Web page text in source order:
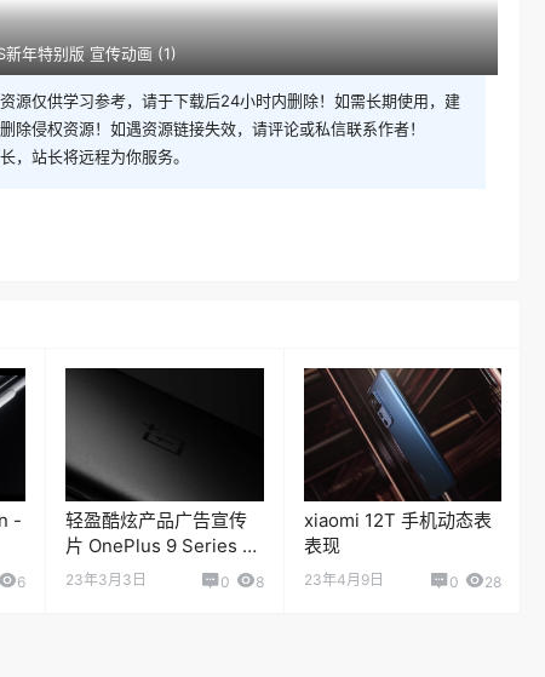
除侵权资源！如遇资源链接失效，请评论或私信联系作者！
，站长将远程为你服务。
-
轻盈酷炫产品广告宣传
片 OnePlus 9 Series -
Design by OnePlus
xiaomi 12T 手机动态表
表现